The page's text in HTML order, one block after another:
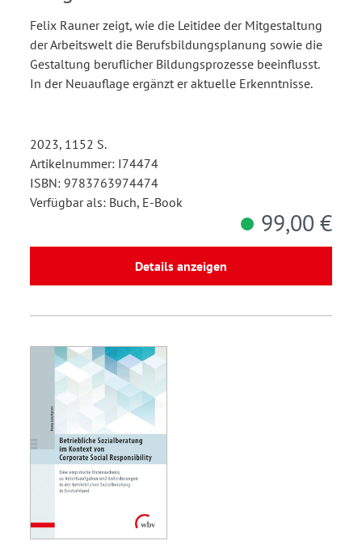
Felix Rauner zeigt, wie die Leitidee der Mitgestaltung
der Arbeitswelt die Berufsbildungsplanung sowie die
Gestaltung beruflicher Bildungsprozesse beeinflusst.
In der Neuauflage ergänzt er aktuelle Erkenntnisse.
2023, 1152 S.
Artikelnummer: I74474
ISBN: 9783763974474
Verfügbar als: Buch, E-Book
99,00 €
Details anzeigen